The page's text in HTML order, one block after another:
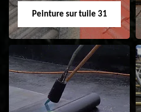
Peinture sur tuile 31
Peinture sur tuile